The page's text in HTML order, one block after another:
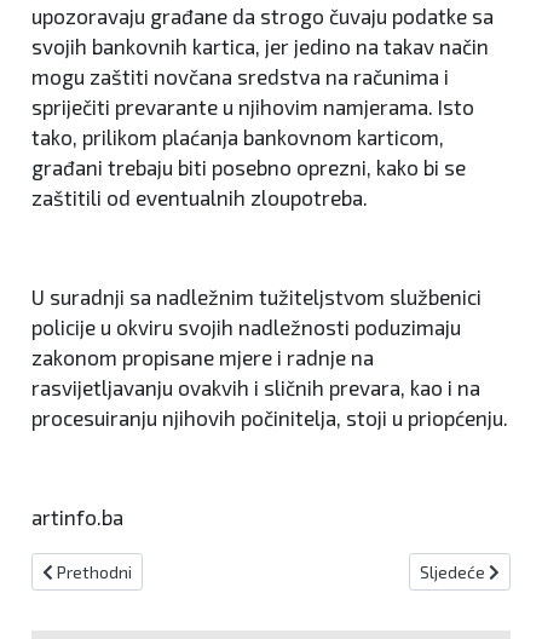
upozoravaju građane da strogo čuvaju podatke sa
svojih bankovnih kartica, jer jedino na takav način
mogu zaštiti novčana sredstva na računima i
spriječiti prevarante u njihovim namjerama. Isto
tako, prilikom plaćanja bankovnom karticom,
građani trebaju biti posebno oprezni, kako bi se
zaštitili od eventualnih zloupotreba.
U suradnji sa nadležnim tužiteljstvom službenici
policije u okviru svojih nadležnosti poduzimaju
zakonom propisane mjere i radnje na
rasvijetljavanju ovakvih i sličnih prevara, kao i na
procesuiranju njihovih počinitelja, stoji u priopćenju.
artinfo.ba
Prethodni članak: U Srbiji se zatvara sve osim prehrane, ljekarni i
Prethodni Sljedeći
Sljedeće